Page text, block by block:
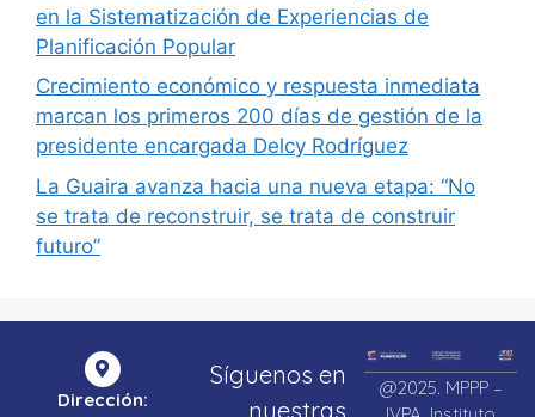
en la Sistematización de Experiencias de
Planificación Popular
Crecimiento económico y respuesta inmediata
marcan los primeros 200 días de gestión de la
presidente encargada Delcy Rodríguez
La Guaira avanza hacia una nueva etapa: “No
se trata de reconstruir, se trata de construir
futuro”
Dirección:
Síguenos en
nuestras
@2025. MPPP –